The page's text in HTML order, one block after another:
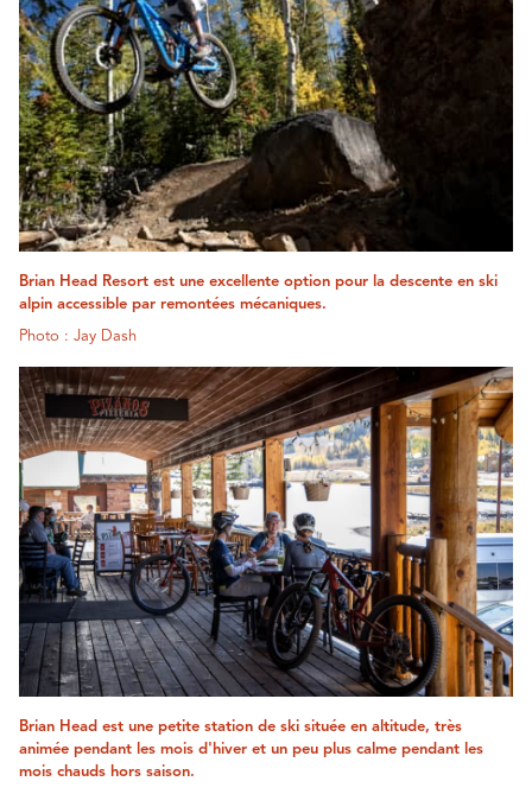
Brian Head Resort est une excellente option pour la descente en ski
alpin accessible par remontées mécaniques.
Photo : Jay Dash
Brian Head ​​est une petite station de ski située en altitude, très
animée pendant les mois d'hiver et un peu plus calme pendant les
mois chauds hors saison.